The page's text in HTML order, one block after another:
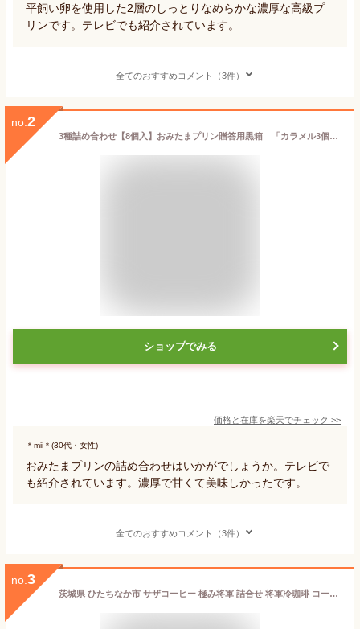
平飼い卵を使用した2層のしっとりなめらかな濃厚な高級プ
リンです。テレビでも紹介されています。
全てのおすすめコメント（3件）
no. 2
3種詰め合わせ【8個入】おみたまプリン贈答用黒箱 「カラメル3個＋ミルク3個＋栗2個」濃厚高級プリン♪ テレビでも紹介【笠間の栗 茨城 ギフト 贈り物 プレゼント お歳暮 お中元 お返し ご褒美 お取り寄せ お土産 内祝 お祝 洋菓子 小美玉 茨城空港】
ショップでみる
価格と在庫を楽天でチェック >>
＊mii＊(30代・女性)
おみたまプリンの詰め合わせはいかがでしょうか。テレビで
も紹介されています。濃厚で甘くて美味しかったです。
全てのおすすめコメント（3件）
no. 3
茨城県 ひたちなか市 サザコーヒー 極み将軍 詰合せ 将軍冷珈琲 コーヒー 珈琲 高級コーヒー ドリップコーヒー 一杯どり 人気銘柄 老舗 珈琲専門店 ギフトセット コーヒーギフト 贈答用 内祝い お祝い 快気祝い 手土産 誕生日 プレゼント 父の日 母の日 敬老の日 来客用